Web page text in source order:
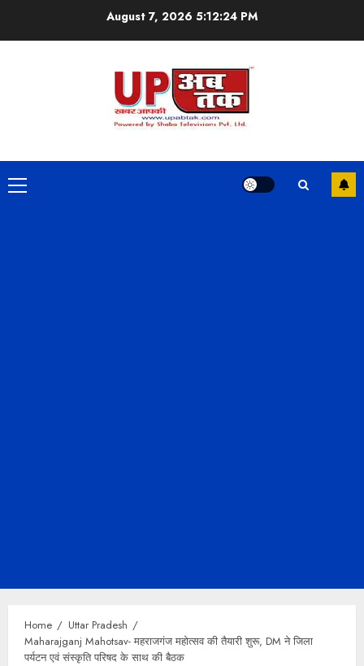
August 7, 2026 5:12:25 PM
Primary
Home
Uttar Pradesh
Maharajganj Mahotsav- महराजगंज महोत्सव की तैयारी शुरू, DM ने जिला
पर्यटन एवं संस्कृति परिषद के साथ की बैठक